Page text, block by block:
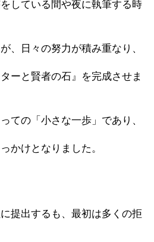
している間や夜に執筆する時
、日々の努力が積み重なり、
ーと賢者の石』を完成させま
ての「小さな一歩」であり、
かけとなりました。
提出するも、最初は多くの拒